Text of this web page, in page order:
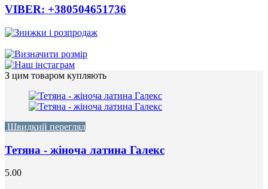
VIBER: +380504651736
З цим товаром купляють
Швидкий перегляд
Тетяна - жіноча латина Галекс
5.00